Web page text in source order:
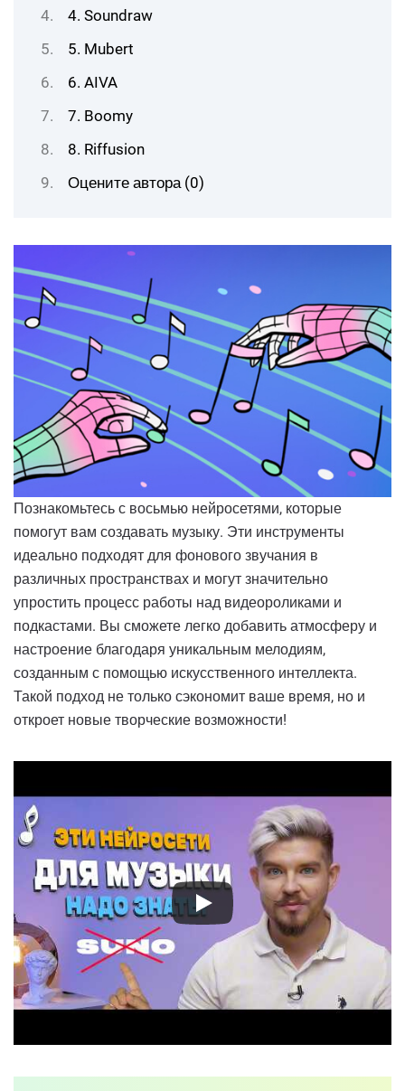
4. Soundraw
5. Mubert
6. AIVA
7. Boomy
8. Riffusion
Оцените автора (0)
Познакомьтесь с восьмью нейросетями, которые
помогут вам создавать музыку. Эти инструменты
идеально подходят для фонового звучания в
различных пространствах и могут значительно
упростить процесс работы над видеороликами и
подкастами. Вы сможете легко добавить атмосферу и
настроение благодаря уникальным мелодиям,
созданным с помощью искусственного интеллекта.
Такой подход не только сэкономит ваше время, но и
откроет новые творческие возможности!